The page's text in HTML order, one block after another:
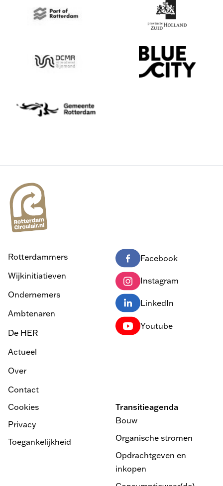
Rotterdammers
Wijkinitiatieven
Ondernemers
Ambtenaren
De HER
Actueel
Over
Contact
Facebook
Instagram
LinkedIn
Youtube
Cookies
Privacy
Toegankelijkheid
Transitieagenda
Bouw
Organische stromen
Opdrachtgeven en
inkopen